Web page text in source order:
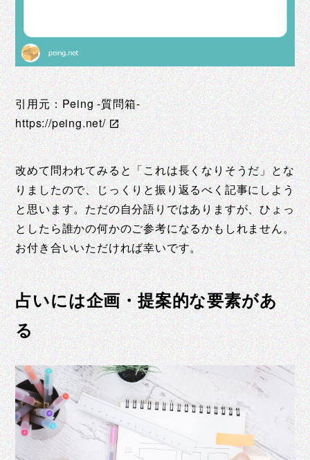
引用元：Peing -質問箱-
https://peing.net/
改めて問われてみると「これは長くなりそうだ」とな
りましたので、じっくりと振り返るべく記事にしよう
と思います。ただの自分語りではありますが、ひょっ
としたら誰かの何かのご参考になるかもしれません。
お付き合いいただければ幸いです。
占いには企画・提案的な要素があ
る